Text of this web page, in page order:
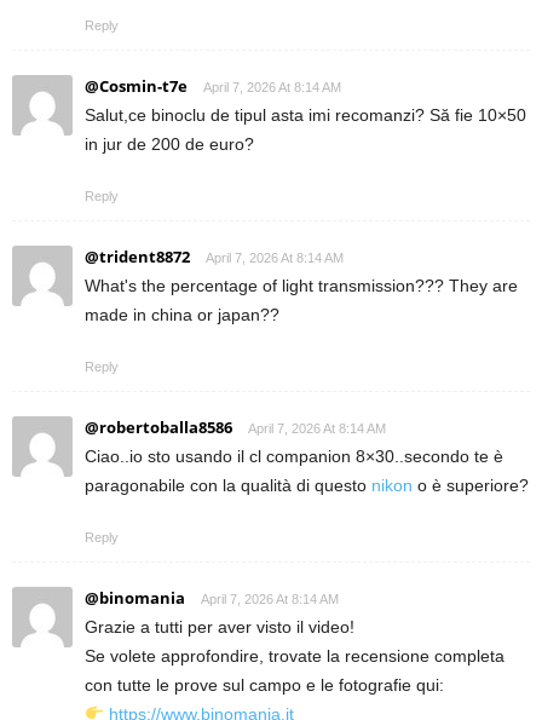
Reply
@Cosmin-t7e April 7, 2026 At 8:14 AM
Salut,ce binoclu de tipul asta imi recomanzi? Să fie 10×50
in jur de 200 de euro?
Reply
@trident8872 April 7, 2026 At 8:14 AM
What's the percentage of light transmission??? They are
made in china or japan??
Reply
@robertoballa8586 April 7, 2026 At 8:14 AM
Ciao..io sto usando il cl companion 8×30..secondo te è
paragonabile con la qualità di questo nikon o è superiore?
Reply
@binomania April 7, 2026 At 8:14 AM
Grazie a tutti per aver visto il video!
Se volete approfondire, trovate la recensione completa
con tutte le prove sul campo e le fotografie qui:
https://www.binomania.it